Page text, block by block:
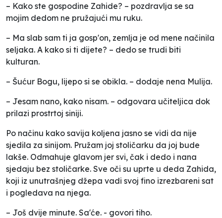
– Kako ste gospodine Zahide? – pozdravlja se sa
mojim dedom ne pružajući mu ruku.
– Ma slab sam ti ja gosp'on, zemlja je od mene načinila
seljaka. A kako si ti dijete? – dedo se trudi biti
kulturan.
– Šućur Bogu, lijepo si se obikla. – dodaje nena Mulija.
– Jesam nano, kako nisam. – odgovara učiteljica dok
prilazi prostrtoj siniji.
Po načinu kako savija koljena jasno se vidi da nije
sjedila za sinijom. Pružam joj stoličarku da joj bude
lakše. Odmahuje glavom jer svi, čak i dedo i nana
sjedaju bez stoličarke. Sve oči su uprte u deda Zahida,
koji iz unutrašnjeg džepa vadi svoj fino izrezbareni sat
i pogledava na njega.
– Još dvije minute. Sa'će. - govori tiho.